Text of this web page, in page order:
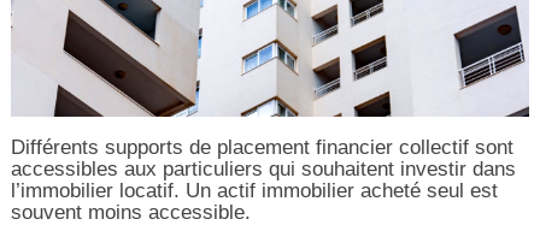
Différents supports de placement financier collectif sont
accessibles aux particuliers qui souhaitent investir dans
l’immobilier locatif. Un actif immobilier acheté seul est
souvent moins accessible.